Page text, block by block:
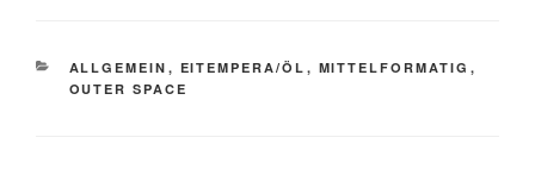
CATEGORIES
ALLGEMEIN , EITEMPERA/ÖL , MITTELFORMATIG ,
OUTER SPACE